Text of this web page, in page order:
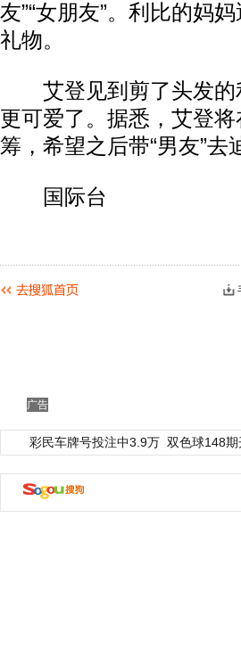
友”“女朋友”。利比的妈
礼物。
艾登见到剪了头发的
更可爱了。据悉，艾登
筹，希望之后带“男友”去
国际台
广告
彩民车牌号投注中3.9万 双色球148